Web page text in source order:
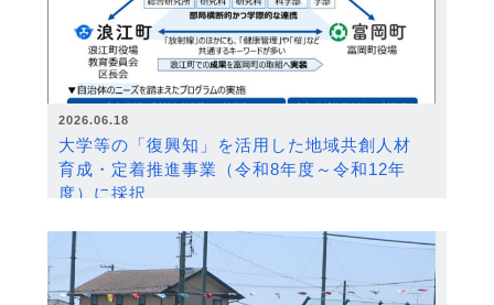
2026.06.18
大学等の「復興知」を活用した地域共創人材
育成・定着推進事業（令和8年度～令和12年
度）に採択